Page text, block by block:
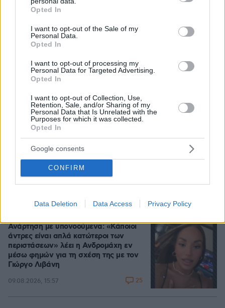
grant or deny consent to Google and its third-party tags to
use your data for below specified purposes in below Google
consent section.
Opted In
I want to opt-out of the Sale of my
Personal Data.
Opted In
I want to opt-out of processing my
Personal Data for Targeted Advertising.
Opted In
I want to opt-out of Collection, Use,
Retention, Sale, and/or Sharing of my
Personal Data that Is Unrelated with the
Purposes for which it was collected.
Opted In
Google consents
CONFIRM
Data Deletion Data Access Privacy Policy
έχουν καταθέσεις κάτω από 1.000 ευρώ, τι
για κατ' εξακολούθηση βιασμό και
εκβιασμό με βίντεο, τι περιέγραψε στις
09.08.2026, 16:54 38
Ο Καρέτσας άνοιξε λογαριασμό με τη
Ντόρτμουντ με απίστευτη γκολάρα
κόντρα στην Άρσεναλ του Τζόλη,
δείτε βίντεο
09.08.2026, 17:09 11
Ανάρτηση με υπονοούμενα: «Κάποιοι
άντρες είναι απλά κατώτεροι των
περιστάσεων» λέει η Ανδρομάχη εν
μέσω φημών για τη σχέση της με τον
Γιώργο Λιβάνη
09.08.2026, 15:57 25